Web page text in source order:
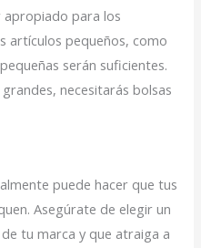
apropiado para los
artículos pequeños, como
serán suficientes.
necesitarás bolsas
puede hacer que tus
Asegúrate de elegir un
tu marca y que atraiga a